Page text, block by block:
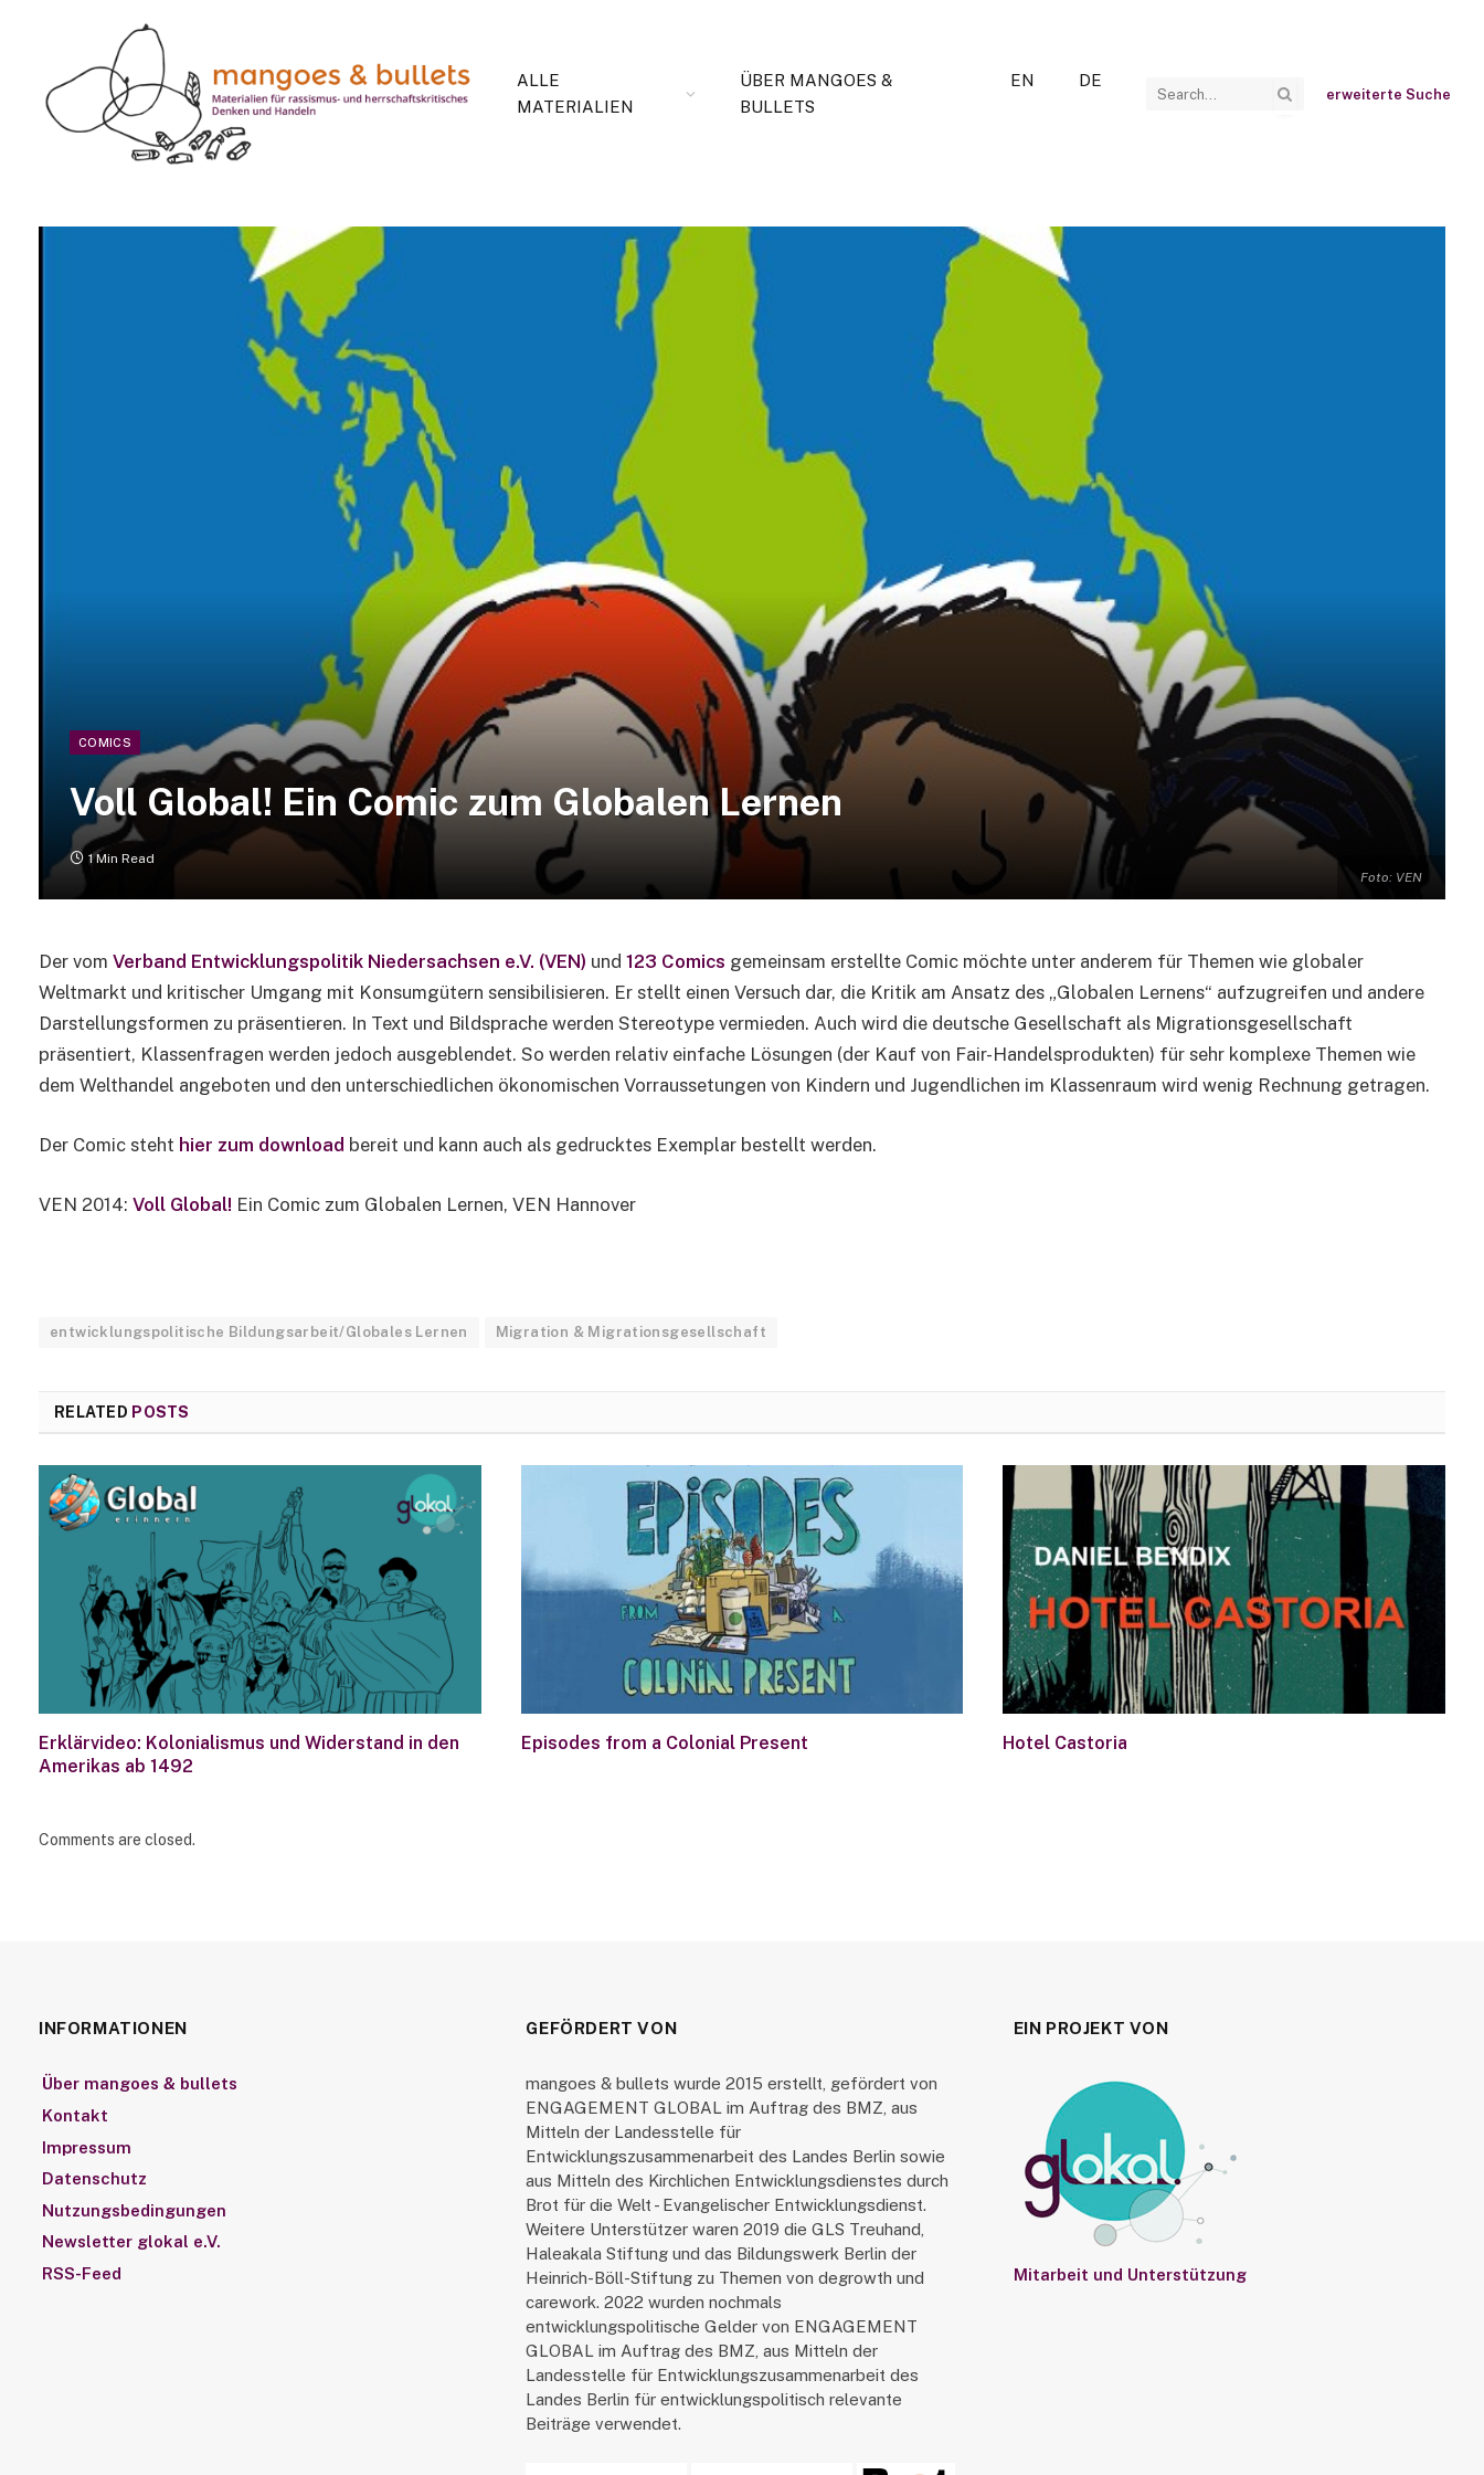
ALLE
MATERIALIEN
ÜBER MANGOES &
BULLETS
EN DE
erweiterte Suche
Foto: VEN
COMICS
Voll Global! Ein Comic zum Globalen Lernen
1 Min Read
Der vom Verband Entwicklungspolitik Niedersachsen e.V. (VEN) und 123 Comics gemeinsam erstellte Comic möchte unter anderem für Themen wie globaler
Weltmarkt und kritischer Umgang mit Konsumgütern sensibilisieren. Er stellt einen Versuch dar, die Kritik am Ansatz des „Globalen Lernens“ aufzugreifen und andere
Darstellungsformen zu präsentieren. In Text und Bildsprache werden Stereotype vermieden. Auch wird die deutsche Gesellschaft als Migrationsgesellschaft
präsentiert, Klassenfragen werden jedoch ausgeblendet. So werden relativ einfache Lösungen (der Kauf von Fair-Handelsprodukten) für sehr komplexe Themen wie
dem Welthandel angeboten und den unterschiedlichen ökonomischen Vorraussetungen von Kindern und Jugendlichen im Klassenraum wird wenig Rechnung getragen.
Der Comic steht hier zum download bereit und kann auch als gedrucktes Exemplar bestellt werden.
VEN 2014: Voll Global! Ein Comic zum Globalen Lernen, VEN Hannover
entwicklungspolitische Bildungsarbeit/Globales Lernen Migration & Migrationsgesellschaft
RELATED POSTS
Erklärvideo: Kolonialismus und Widerstand in den
Amerikas ab 1492
Episodes from a Colonial Present Hotel Castoria
Comments are closed.
INFORMATIONEN
Über mangoes & bullets
Kontakt
Impressum
Datenschutz
Nutzungsbedingungen
Newsletter glokal e.V.
RSS-Feed
GEFÖRDERT VON
mangoes & bullets wurde 2015 erstellt, gefördert von
ENGAGEMENT GLOBAL im Auftrag des BMZ, aus
Mitteln der Landesstelle für
Entwicklungszusammenarbeit des Landes Berlin sowie
aus Mitteln des Kirchlichen Entwicklungsdienstes durch
Brot für die Welt - Evangelischer Entwicklungsdienst.
Weitere Unterstützer waren 2019 die GLS Treuhand,
Haleakala Stiftung und das Bildungswerk Berlin der
Heinrich-Böll-Stiftung zu Themen von degrowth und
carework. 2022 wurden nochmals
entwicklungspolitische Gelder von ENGAGEMENT
GLOBAL im Auftrag des BMZ, aus Mitteln der
Landesstelle für Entwicklungszusammenarbeit des
Landes Berlin für entwicklungspolitisch relevante
Beiträge verwendet.
EIN PROJEKT VON
Mitarbeit und Unterstützung